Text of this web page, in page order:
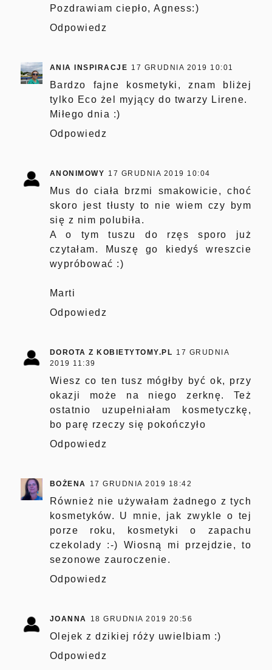
Pozdrawiam ciepło, Agness:)
Odpowiedz
ANIA INSPIRACJE 17 GRUDNIA 2019 10:01
Bardzo fajne kosmetyki, znam bliżej
tylko Eco żel myjący do twarzy Lirene.
Miłego dnia :)
Odpowiedz
ANONIMOWY 17 GRUDNIA 2019 10:04
Mus do ciała brzmi smakowicie, choć
skoro jest tłusty to nie wiem czy bym
się z nim polubiła.
A o tym tuszu do rzęs sporo już
czytałam. Muszę go kiedyś wreszcie
wypróbować :)
Marti
Odpowiedz
DOROTA Z KOBIETYTOMY.PL 17 GRUDNIA
2019 11:39
Wiesz co ten tusz mógłby być ok, przy
okazji może na niego zerknę. Też
ostatnio uzupełniałam kosmetyczkę,
bo parę rzeczy się pokończyło
Odpowiedz
BOŻENA 17 GRUDNIA 2019 18:42
Również nie używałam żadnego z tych
kosmetyków. U mnie, jak zwykle o tej
porze roku, kosmetyki o zapachu
czekolady :-) Wiosną mi przejdzie, to
sezonowe zauroczenie.
Odpowiedz
JOANNA 18 GRUDNIA 2019 20:56
Olejek z dzikiej róży uwielbiam :)
Odpowiedz